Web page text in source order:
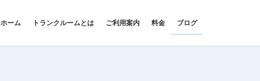
ホーム トランクルームとは ご利用案内 料金 ブログ